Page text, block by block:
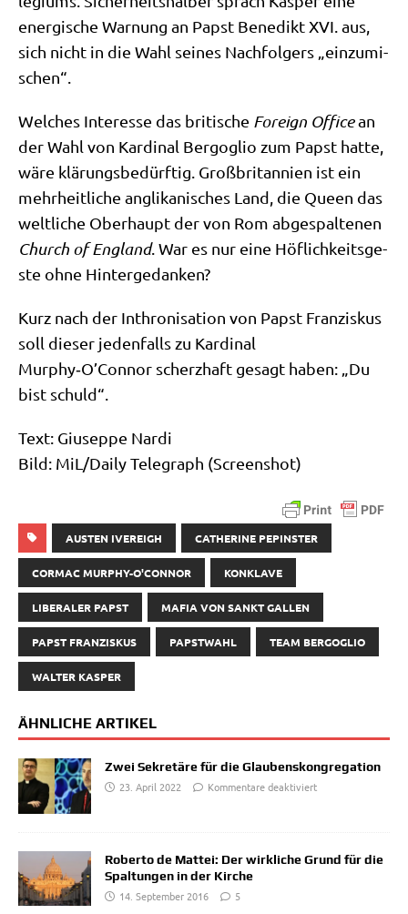
ener­gi­sche War­nung an Papst Bene­dikt XVI. aus,
sich nicht in die Wahl sei­nes Nach­fol­gers „ein­zu­mi­
schen“.
Wel­ches Inter­es­se das bri­ti­sche For­eign Officean
der Wahl von Kar­di­nal Berg­o­glio zum Papst hat­te,
wäre klä­rungs­be­dürf­tig. Groß­bri­tan­ni­en ist ein
mehr­heit­li­che angli­ka­ni­sches Land, die Queen das
welt­li­che Ober­haupt der von Rom abge­spal­te­nen
Church of Eng­land. War es nur eine Höf­lich­keits­ge­
ste ohne Hintergedanken?
Kurz nach der Inthro­ni­sa­ti­on von Papst Fran­zis­kus
soll die­ser jeden­falls zu Kar­di­nal
Murphy‑O’Connor scherz­haft gesagt haben: „Du
bist schuld“.
Text: Giu­sep­pe Nardi
Bild: MiL/​Daily Tele­graph (Screen­shot)
AUSTEN IVEREIGH CATHERINE PEPINSTER
CORMAC MURPHY-O'CONNOR KONKLAVE
LIBERALER PAPST MAFIA VON SANKT GALLEN
PAPST FRANZISKUS PAPSTWAHL TEAM BERGOGLIO
WALTER KASPER
ÄHNLICHE ARTIKEL
Zwei Sekretäre für die Glaubenskongregation
23. April 2022
Kommentare deaktiviert
Roberto de Mattei: Der wirkliche Grund für die
Spaltungen in der Kirche
14. September 2016
5